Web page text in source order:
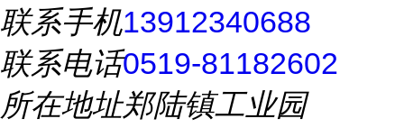
联系手机13912340688
联系电话0519-81182602
所在地址郑陆镇工业园